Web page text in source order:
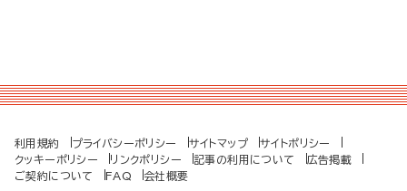
利用規約 プライバシーポリシー サイトマップ
サイトポリシー
クッキーポリシー
リンクポリシー 記事の利用について
広告掲載
ご契約について
FAQ 会社概要